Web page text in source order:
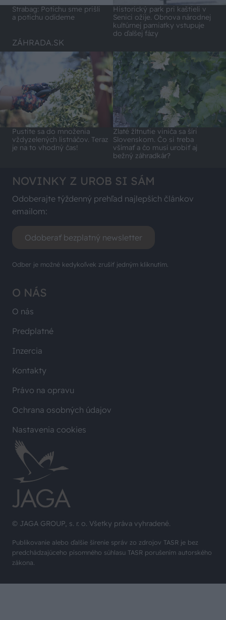
Strabag: Potichu sme prišli
a potichu odídeme
Historický park pri kaštieli v
Senici ožije. Obnova národnej
kultúrnej pamiatky vstupuje
do ďalšej fázy
ZÁHRADA.SK
Pustite sa do množenia
vždyzelených listnáčov. Teraz
je na to vhodný čas!
Zlaté žltnutie viniča sa šíri
Slovenskom. Čo si treba
všímať a čo musí urobiť aj
bežný záhradkár?
© JAGA GROUP, s. r. o. Všetky práva vyhradené.
Publikovanie alebo ďalšie šírenie správ zo zdrojov TASR je bez
predchádzajúceho písomného súhlasu TASR porušením autorského
zákona.
O NÁS
O nás
Predplatné
Inzercia
Kontakty
Právo na opravu
Ochrana osobných údajov
Nastavenia cookies
NOVINKY Z UROB SI SÁM
Odoberajte týždenný prehľad najlepších článkov
emailom:
Odoberať bezplatný newsletter
Odber je možné kedykoľvek zrušiť jedným kliknutím.